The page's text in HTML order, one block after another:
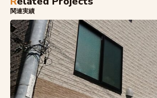
関連実績